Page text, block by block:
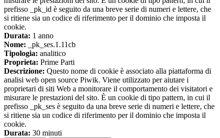
prefisso _pk_id è seguito da una breve serie di numeri e lettere, che
si ritiene sia un codice di riferimento per il dominio che imposta il
cookie.
Durata: 1 anno
Nome: _pk_ses.1.11cb
Tipologia: analitico
Proprieta: Prime Parti
Descrizione: Questo nome di cookie è associato alla piattaforma di
analisi web open source Piwik. Viene utilizzato per aiutare i
proprietari di siti Web a monitorare il comportamento dei visitatori e
misurare le prestazioni del sito. È un cookie di tipo pattern, in cui il
prefisso _pk_ses è seguito da una breve serie di numeri e lettere, che
si ritiene sia un codice di riferimento per il dominio che imposta il
cookie.
Durata: 30 minuti